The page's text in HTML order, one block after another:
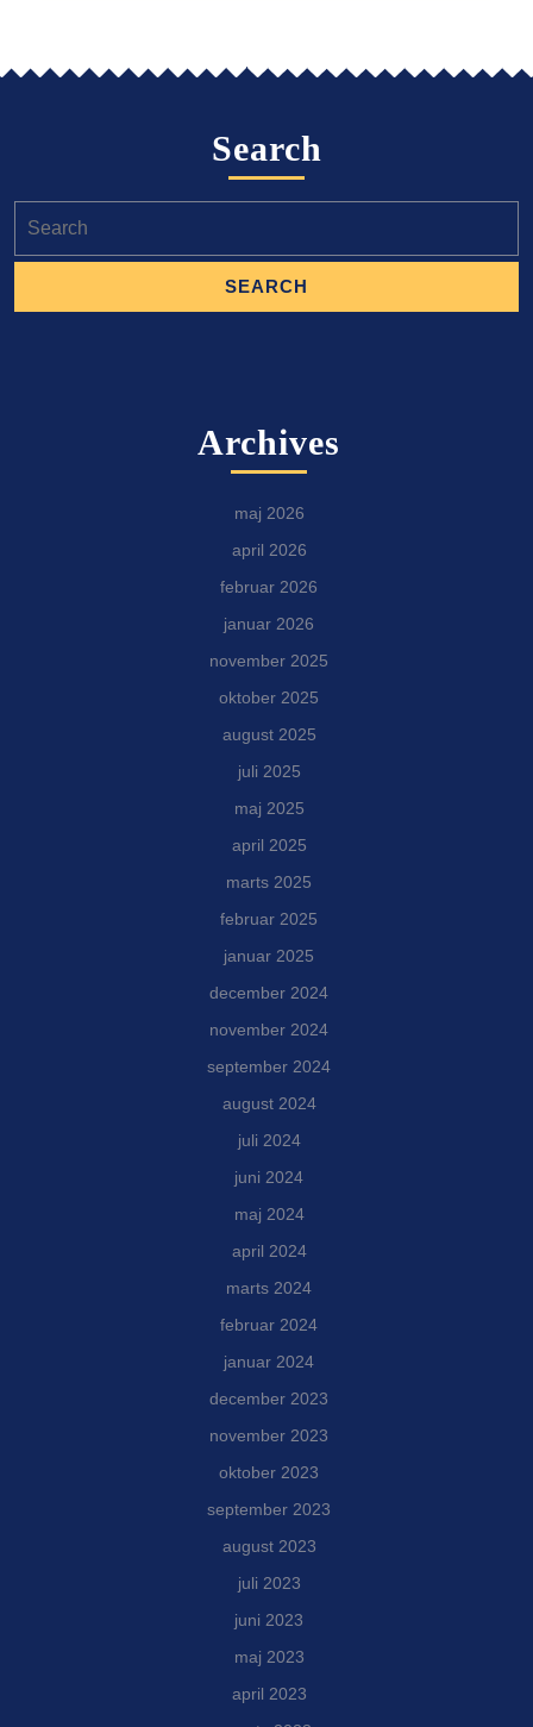
Search
for:
Archives
maj 2026
april 2026
februar 2026
januar 2026
november 2025
oktober 2025
august 2025
juli 2025
maj 2025
april 2025
marts 2025
februar 2025
januar 2025
december 2024
november 2024
september 2024
august 2024
juli 2024
juni 2024
maj 2024
april 2024
marts 2024
februar 2024
januar 2024
december 2023
november 2023
oktober 2023
september 2023
august 2023
juli 2023
juni 2023
maj 2023
april 2023